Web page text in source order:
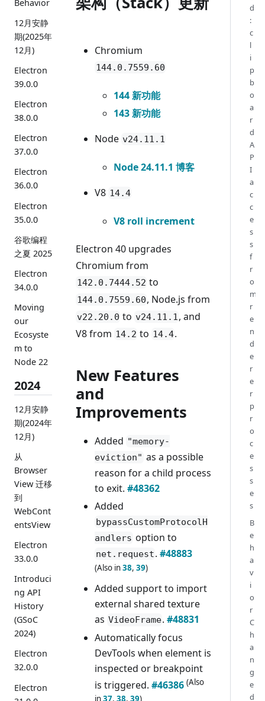
Behavior
12月安静
期(2025年
12月)
Electron
39.0.0
Electron
38.0.0
Electron
37.0.0
Electron
36.0.0
Electron
35.0.0
谷歌编程
之夏 2025
Electron
34.0.0
Moving
our
Ecosyste
m to
Node 22
2024
12月安静
期(2024年
12月)
从
Browser
View 迁移
到
WebCont
entsView
Electron
33.0.0
Introduci
ng API
History
(GSoC
2024)
Electron
32.0.0
Electron
Chromium
144.0.7559.60
144 新功能
143 新功能
Node v24.11.1
Node 24.11.1 博客
V8 14.4
V8 roll increment
Electron 40 upgrades
Chromium from
142.0.7444.52 to
144.0.7559.60, Node.js from
v22.20.0 to v24.11.1 , and
V8 from 14.2 to 14.4.
New Features
and
Improvements
Added "memory-
eviction" as a possible
reason for a child process
to exit. #48362
Added
bypassCustomProtocolH
andlers option to
net.request.#48883
(Also in38, 39)
Added support to import
external shared texture
as VideoFrame.#48831
Automatically focus
DevTools when element is
inspected or breakpoint
is triggered. #46386 (Also
in37, 38, 39)
d
:
c
l
i
p
b
o
a
r
d
A
P
I
a
c
c
e
s
s
f
r
o
m
r
e
n
d
e
r
e
r
p
r
o
c
e
s
s
e
s
B
e
h
a
v
i
o
r
C
h
a
n
g
e
d